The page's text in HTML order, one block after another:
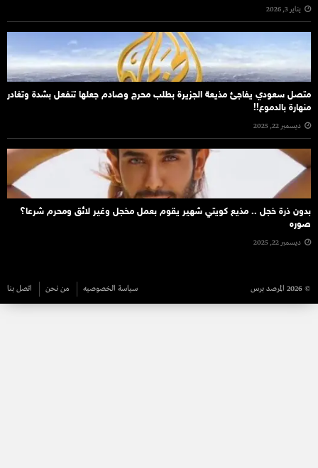
يناير 3, 2026
متصل سعودي يفاجئ مذيعة الجزيرة بطلب محرج وصادم جعلها تنفعل بشدة وتغادر
منهارة بالدموع!!
ديسمبر 22, 2025
بدون ذرة خجل .. مذيع كويتي شهير يقوم بعمل مخجل وغير لائق ومحرم شرعا؟
صوره
ديسمبر 22, 2025
© 2026 المرصد برس سياسة الخصوصيه من نحن اتصل بنا